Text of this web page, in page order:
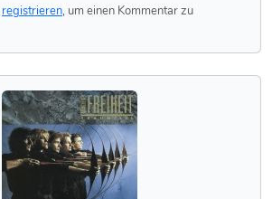
registrieren, um einen Kommentar zu